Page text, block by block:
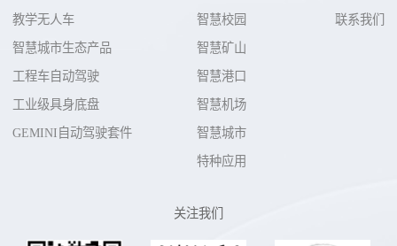
教学无人车
智慧城市生态产品
工程车自动驾驶
工业级具身底盘
GEMINI自动驾驶套件
智慧校园
智慧矿山
智慧港口
智慧机场
智慧城市
特种应用
联系我们
关注我们